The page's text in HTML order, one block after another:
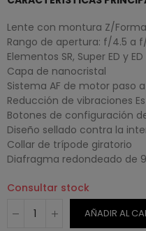
Lente con montura Z/
Rango de apertura: f/4.5 a
Elementos SR, Super ED y ED
Capa de nanocristal
Sistema AF de motor paso
Reducción de vibraciones
Botones de configuración
Diseño sellado contra la
Collar de trípode giratorio
Diafragma redondeado de
Consultar stock
AÑADIR AL